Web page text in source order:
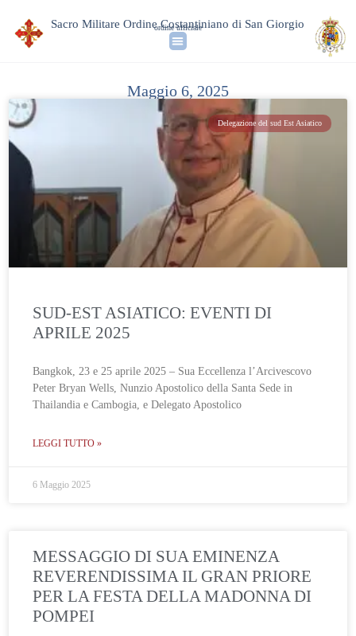
Sacro Militare Ordine Costantiniano di San Giorgio
ordine ufficiale
Maggio 6, 2025
Delegazione del sud Est Asiatico
SUD-EST ASIATICO: EVENTI DI
APRILE 2025
Bangkok, 23 e 25 aprile 2025 – Sua Eccellenza l’Arcivescovo
Peter Bryan Wells, Nunzio Apostolico della Santa Sede in
Thailandia e Cambogia, e Delegato Apostolico
LEGGI TUTTO »
6 Maggio 2025
MESSAGGIO DI SUA EMINENZA
REVERENDISSIMA IL GRAN PRIORE
PER LA FESTA DELLA MADONNA DI
POMPEI